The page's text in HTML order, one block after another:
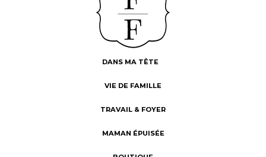
DANS MA TÊTE
VIE DE FAMILLE
TRAVAIL & FOYER
MAMAN ÉPUISÉE